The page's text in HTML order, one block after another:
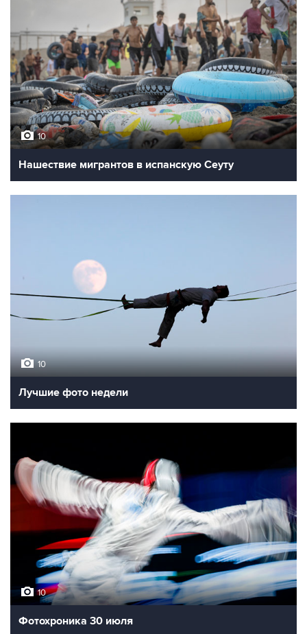
10
Нашествие мигрантов в испанскую Сеуту
10
Лучшие фото недели
10
Фотохроника 30 июля